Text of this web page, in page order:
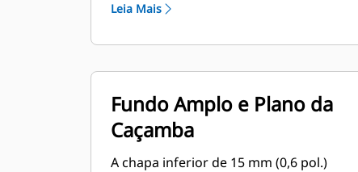
Leia Mais
Fundo Amplo e Plano da
Caçamba
A chapa inferior de 15 mm (0,6 pol.)